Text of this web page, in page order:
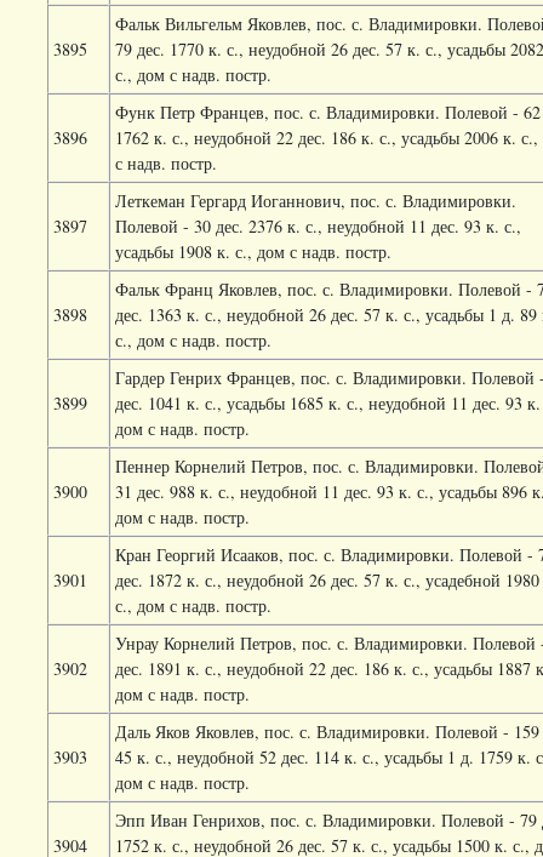
3895
Фальк Вильгельм Яковлев, пос. с. Владимировки.
79 дес. 1770 к. с., неудобной 26 дес. 57 к. с., усадьбы
с., дом с надв. постр.
3896
Функ Петр Францев, пос. с. Владимировки. Полевой - 62
1762 к. с., неудобной 22 дес. 186 к. с., усадьбы 2006 к.
с надв. постр.
3897
Леткеман Гергард Иоганнович, пос. с. Владимировки.
Полевой - 30 дес. 2376 к. с., неудобной 11 дес. 93 к. с.,
усадьбы 1908 к. с., дом с надв. постр.
3898
Фальк Франц Яковлев, пос. с. Владимировки. Полевой -
дес. 1363 к. с., неудобной 26 дес. 57 к. с., усадьбы 1 д. 89
с., дом с надв. постр.
3899
Гардер Генрих Францев, пос. с. Владимировки. Полевой
дес. 1041 к. с., усадьбы 1685 к. с., неудобной 11 дес. 93
дом с надв. постр.
3900
Пеннер Корнелий Петров, пос. с. Владимировки.
31 дес. 988 к. с., неудобной 11 дес. 93 к. с., усадьбы 896
дом с надв. постр.
3901
Кран Георгий Исааков, пос. с. Владимировки. Полевой -
дес. 1872 к. с., неудобной 26 дес. 57 к. с., усадебной
с., дом с надв. постр.
3902
Унрау Корнелий Петров, пос. с. Владимировки. Полевой
дес. 1891 к. с., неудобной 22 дес. 186 к. с., усадьбы 1887
дом с надв. постр.
3903
Даль Яков Яковлев, пос. с. Владимировки. Полевой - 159
45 к. с., неудобной 52 дес. 114 к. с., усадьбы 1 д. 1759 к.
дом с надв. постр.
3904
Эпп Иван Генрихов, пос. с. Владимировки. Полевой - 79
1752 к. с., неудобной 26 дес. 57 к. с., усадьбы 1500 к. с.,